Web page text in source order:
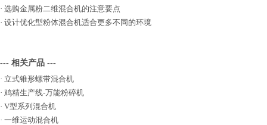
· 选购金属粉二维混合机的注意要点
· 设计优化型粉体混合机适合更多不同的环境
--- 相关产品 ---
· 立式锥形螺带混合机
· 鸡精生产线-万能粉碎机
· V型系列混合机
· 一维运动混合机